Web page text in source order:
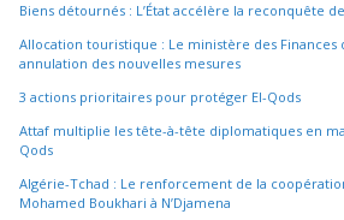
Biens détournés : L’État accélère la reconquête
Allocation touristique : Le ministère des
annulation des nouvelles mesures
3 actions prioritaires pour protéger El-Qods
Attaf multiplie les tête-à-tête diplomatiques en
Qods
Algérie-Tchad : Le renforcement de la
Mohamed Boukhari à N’Djamena